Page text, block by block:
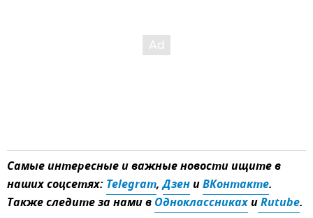
Самые интересные и важные новости ищите в
наших соцсетях:Telegram,ДзениВКонтакте.
Также следите за нами вОдноклассникахи Rutube.